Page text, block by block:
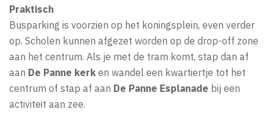
Praktisch
Busparking is voorzien op het koningsplein, even verder
op. Scholen kunnen afgezet worden op de drop-off zone
aan het centrum. Als je met de tram komt, stap dan af
aan De Panne kerk en wandel een kwartiertje tot het
centrum of stap af aan De Panne Esplanade bij een
activiteit aan zee.